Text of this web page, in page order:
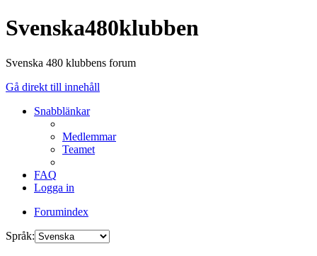
Svenska480klubben
Svenska 480 klubbens forum
Gå direkt till innehåll
Snabblänkar
Medlemmar
Teamet
FAQ
Logga in
Forumindex
Språk: